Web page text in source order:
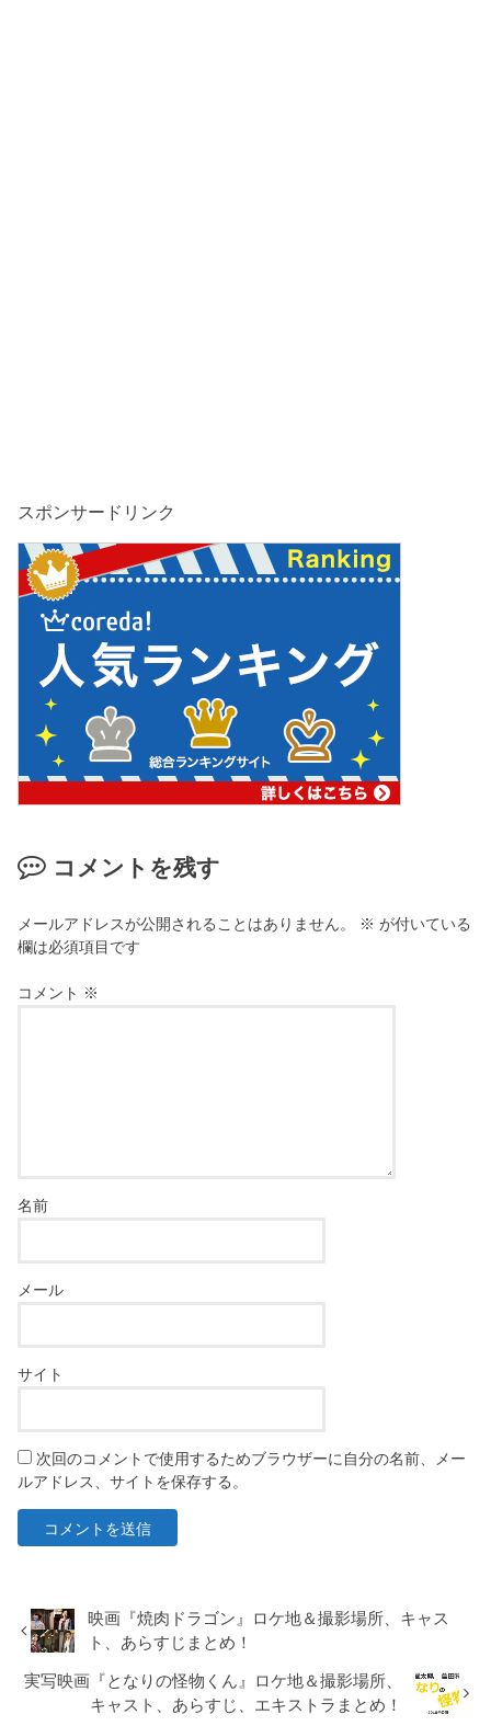
スポンサードリンク
コメントを残す
メールアドレスが公開されることはありません。 ※ が付いている
欄は必須項目です
コメント ※
名前
メール
サイト
次回のコメントで使用するためブラウザーに自分の名前、メー
ルアドレス、サイトを保存する。
映画『焼肉ドラゴン』ロケ地＆撮影場所、キャス
ト、あらすじまとめ！
実写映画『となりの怪物くん』ロケ地＆撮影場所、
キャスト、あらすじ、エキストラまとめ！